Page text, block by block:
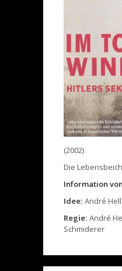
(2002)
Die
Information
Idee: André
Regie: André
Schmiderer